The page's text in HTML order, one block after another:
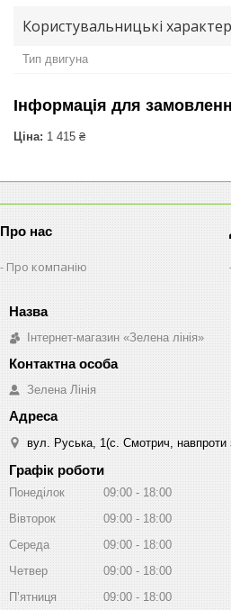
Користувальницькі
Тип двигуна
Інформація для
Ціна: 1 415 ₴
Про нас
Про компанію
Інтернет-магазин «Зелена лінія»
Зелена Лінія
вул. Руська, 1(с. Смотрич, навпроти
Графік роботи
Понеділок 09:00
18:00
Вівторок
09:00
18:00
Середа
09:00
18:00
Четвер
09:00
18:00
Пʼятниця
09:00 18:00